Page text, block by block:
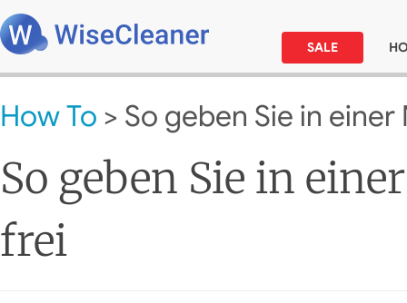
SALE
How To > So geben Sie in
So geben Sie in
frei